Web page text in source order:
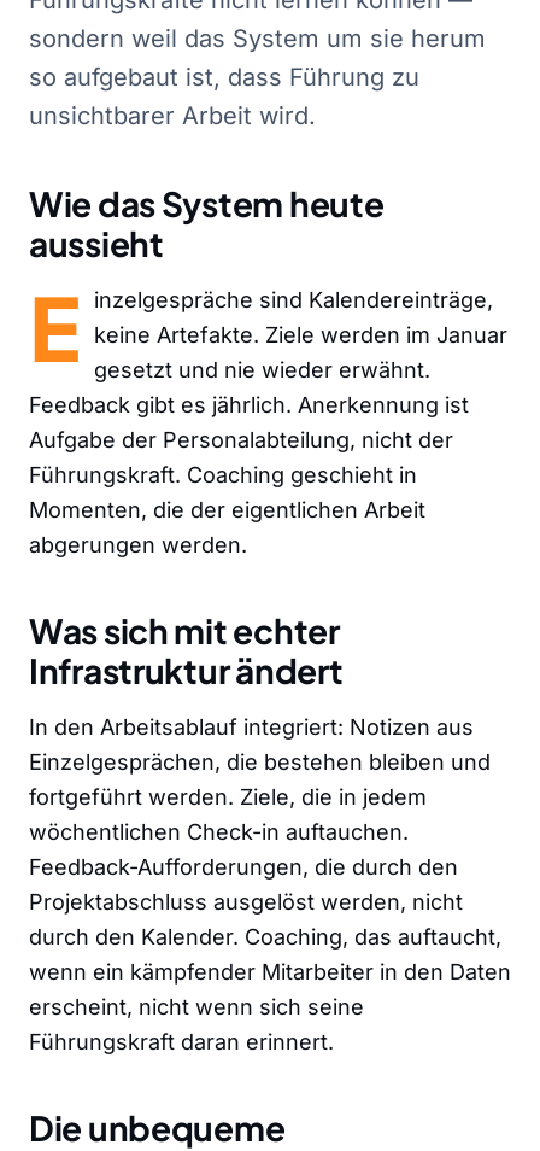
sondern weil das System um sie herum
so aufgebaut ist, dass Führung zu
unsichtbarer Arbeit wird.
Wie das System heute
aussieht
E
inzelgespräche sind Kalendereinträge,
keine Artefakte. Ziele werden im Januar
gesetzt und nie wieder erwähnt.
Feedback gibt es jährlich. Anerkennung ist
Aufgabe der Personalabteilung, nicht der
Führungskraft. Coaching geschieht in
Momenten, die der eigentlichen Arbeit
abgerungen werden.
Was sich mit echter
Infrastruktur ändert
In den Arbeitsablauf integriert: Notizen aus
Einzelgesprächen, die bestehen bleiben und
fortgeführt werden. Ziele, die in jedem
wöchentlichen Check-in auftauchen.
Feedback-Aufforderungen, die durch den
Projektabschluss ausgelöst werden, nicht
durch den Kalender. Coaching, das auftaucht,
wenn ein kämpfender Mitarbeiter in den Daten
erscheint, nicht wenn sich seine
Führungskraft daran erinnert.
Die unbequeme